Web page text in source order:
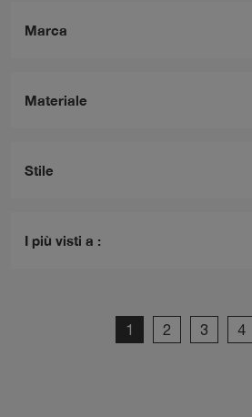
Marca
Materiale
Stile
I più visti a :
1 2 3 4